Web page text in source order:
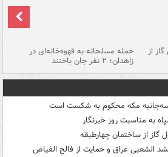
از حمله مسلحانه به قهوه‌خانه‌ای در
زاهدان؛ ۲ نفر جان باختند
سه‌جانبه مکه محکوم به شکست است
به مناسبت روز خبرنگار
گاز از ساختمان چهارطبقه
الشعبی عراق و حمایت از فالح الفیاض